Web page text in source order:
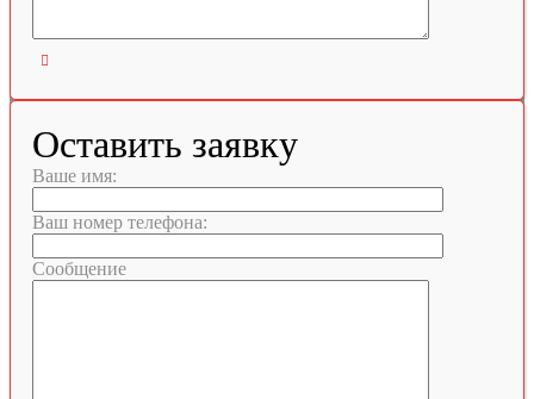

Оставить заявку
Ваше имя:
Ваш номер телефона:
Сообщение